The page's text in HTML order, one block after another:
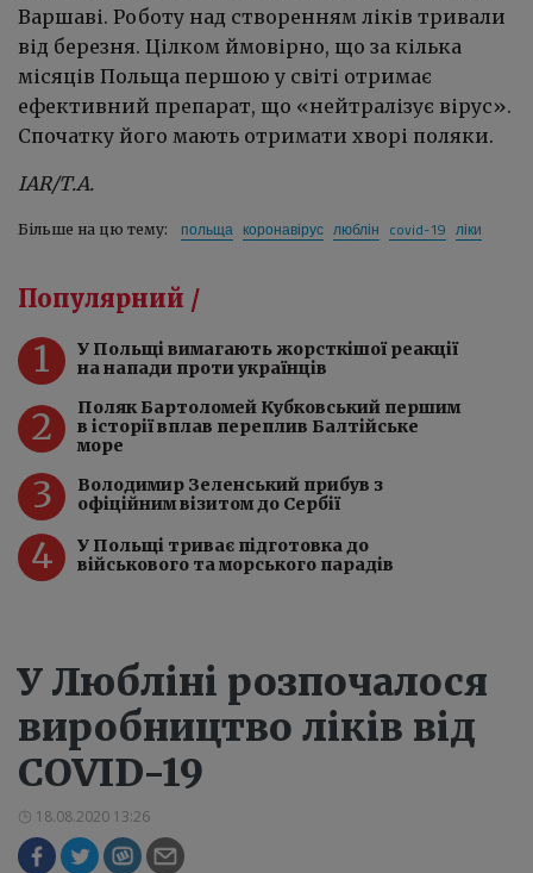
Варшаві. Роботу над створенням ліків тривали
від березня. Цілком ймовірно, що за кілька
місяців Польща першою у світі отримає
ефективний препарат, що «нейтралізує вірус».
Спочатку його мають отримати хворі поляки.
IAR/Т.А.
Більше на цю тему: польща коронавірус люблін covid-19 ліки
Популярний /
1
У Польщі вимагають жорсткішої реакції
на напади проти українців
2
Поляк Бартоломей Кубковський першим
в історії вплав переплив Балтійське
море
3
Володимир Зеленський прибув з
офіційним візитом до Сербії
4
У Польщі триває підготовка до
військового та морського парадів
У Любліні розпочалося
виробництво ліків від
COVID-19
18.08.2020 13:26